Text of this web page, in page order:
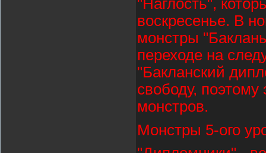
"Наглость",
воскресенье. В
монстры
переходе на
"Бакланский
свободу,
монстров.
Монстры 5-ого